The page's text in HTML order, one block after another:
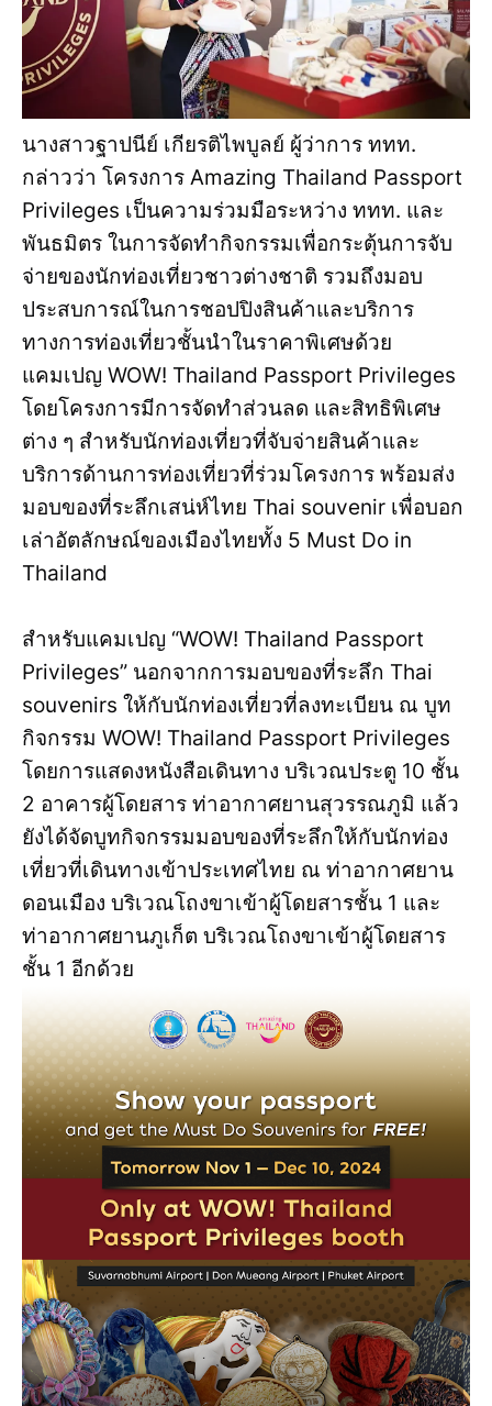
นางสาวฐาปนีย์ เกียรติไพบูลย์ ผู้ว่าการ ททท.
กล่าวว่า โครงการ Amazing Thailand Passport
Privileges เป็นความร่วมมือระหว่าง ททท. และ
พันธมิตร ในการจัดทำกิจกรรมเพื่อกระตุ้นการจับ
จ่ายของนักท่องเที่ยวชาวต่างชาติ รวมถึงมอบ
ประสบการณ์ในการชอปปิงสินค้าและบริการ
ทางการท่องเที่ยวชั้นนำในราคาพิเศษด้วย
แคมเปญ WOW! Thailand Passport Privileges
โดยโครงการมีการจัดทำส่วนลด และสิทธิพิเศษ
ต่าง ๆ สำหรับนักท่องเที่ยวที่จับจ่ายสินค้าและ
บริการด้านการท่องเที่ยวที่ร่วมโครงการ พร้อมส่ง
มอบของที่ระลึกเสน่ห์ไทย Thai souvenir เพื่อบอก
เล่าอัตลักษณ์ของเมืองไทยทั้ง 5 Must Do in
Thailand
สำหรับแคมเปญ “WOW! Thailand Passport
Privileges” นอกจากการมอบของที่ระลึก Thai
souvenirs ให้กับนักท่องเที่ยวที่ลงทะเบียน ณ บูท
กิจกรรม WOW! Thailand Passport Privileges
โดยการแสดงหนังสือเดินทาง บริเวณประตู 10 ชั้น
2 อาคารผู้โดยสาร ท่าอากาศยานสุวรรณภูมิ แล้ว
ยังได้จัดบูทกิจกรรมมอบของที่ระลึกให้กับนักท่อง
เที่ยวที่เดินทางเข้าประเทศไทย ณ ท่าอากาศยาน
ดอนเมือง บริเวณโถงขาเข้าผู้โดยสารชั้น 1 และ
ท่าอากาศยานภูเก็ต บริเวณโถงขาเข้าผู้โดยสาร
ชั้น 1 อีกด้วย